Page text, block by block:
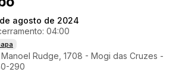
agosto de 2024
04:00
Rudge, 1708 - Mogi das Cruzes -
290